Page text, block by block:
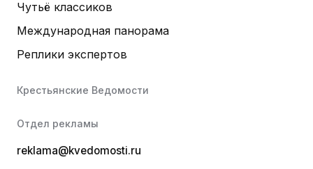
Чутьё классиков
Международная панорама
Реплики экспертов
Крестьянские Ведомости
Отдел рекламы
reklama@kvedomosti.ru